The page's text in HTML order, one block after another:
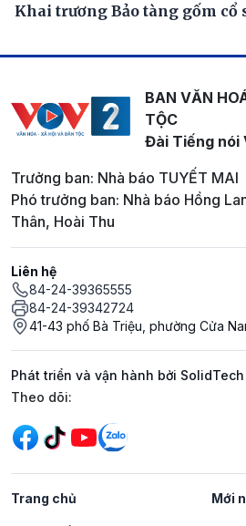
Khai trương Bảo tàng gốm cổ
BAN VĂN
TỘC
Đài Tiếng nói
Trưởng ban: Nhà báo TUYẾT MAI
Phó trưởng ban: Nhà báo Hồng
Thân, Hoài Thu
Liên hệ
84-24-39365555
84-24-39342724
41-43 phố Bà Triệu, phường Cửa
Phát triển và vận hành bởi SolidTech
Mạng xã hội
Theo dõi:
Trang chủ Mới